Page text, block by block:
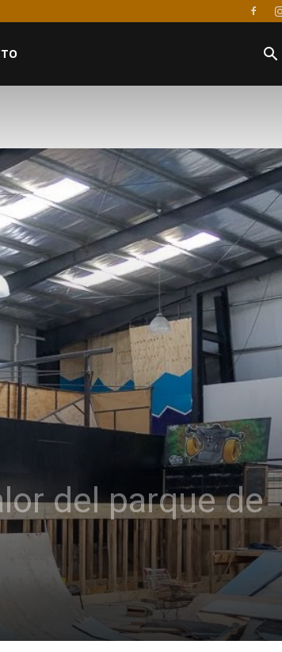
del parque de